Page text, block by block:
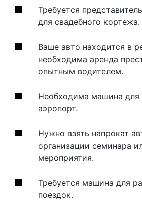
Требуется
для свадебного кортежа.
Ваше авто находится в
необходима аренда
опытным водителем.
Необходима машина для
аэропорт.
Нужно взять напрокат
организации семинара
мероприятия.
Требуется машина для
поездок.